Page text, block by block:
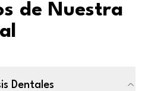
de Nuestra
Dentales